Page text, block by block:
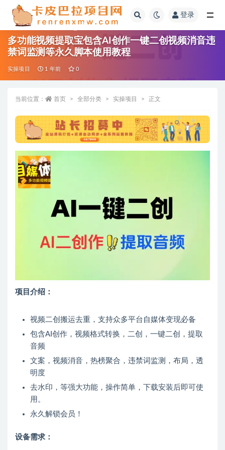
登录
多功能视频提取宝包含AI创作一键二创视频消音违
禁词监测等永久脚本使用教程
实操项目 1 年前 0
当前位置： 首页 全部分类 实操项目 正文
项目介绍：
视频二创搬运去重，支持众多平台自媒体变现必备
包含AI创作，视频格式转换，二创，一键二创，提取
音频
文案，视频消音，热榜聚合，违禁词监测，布局，透
明度
去水印，等强大功能，操作简单，下载安装后即可使
用。
永久解锁会员！
设备需求：
全部